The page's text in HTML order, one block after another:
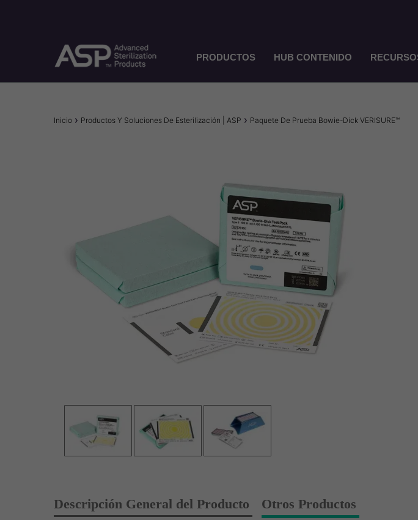
PRODUCTOS HUB CONTENIDO
Sobrescribir
Inicio Productos Y Soluciones De Esterilización | ASP Paquete De Prueba Bowie-Dick VERISURE™
Descripción General del Producto Otros Productos